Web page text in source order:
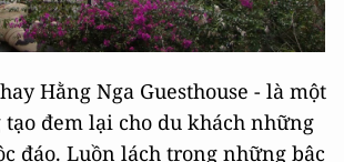
Hằng Nga Guesthouse - là một
đem lại cho du khách những
đáo. Luồn lách trong những bậc